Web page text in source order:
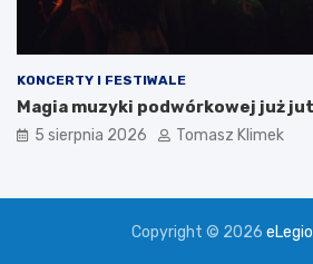
KONCERTY I FESTIWALE
Magia muzyki podwórkowej już
5 sierpnia 2026 Tomasz Klimek
Copyright © 2026